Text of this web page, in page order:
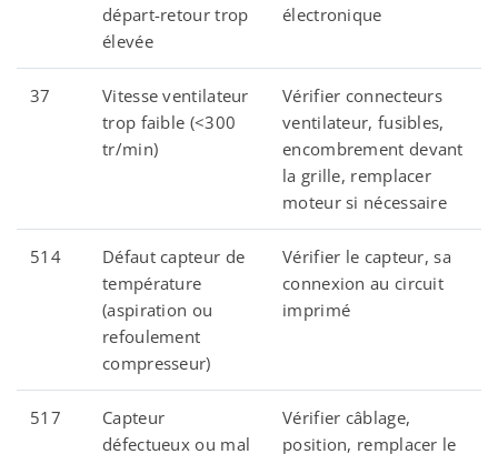
départ-retour trop
élevée
électronique
37
Vitesse ventilateur
trop faible (<300
tr/min)
Vérifier connecteurs
ventilateur, fusibles,
encombrement devant
la grille, remplacer
moteur si nécessaire
514
Défaut capteur de
température
(aspiration ou
refoulement
compresseur)
Vérifier le capteur, sa
connexion au circuit
imprimé
517
Capteur
défectueux ou mal
Vérifier câblage,
position, remplacer le